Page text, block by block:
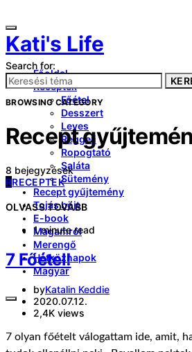
Kati's Life
Főoldal
Receptek
Főétel
Desszert
Leves
Reggeli
Ropogtató
Saláta
Sütemény
Recept gyűjtemény
Tojás böjt
E-book
Magamról
Merengő
Hétköznapok
Magyar
Search for:
BROWSING CATEGORY
Recept
8 bejegyzések
RRECEPTEK
OLVASS TOVÁBB
1 minute read
7 Főétel!
byKatalin Keddie
2020.07.12.
2,4K views
7 olyan főételt válogattam ide, amit,